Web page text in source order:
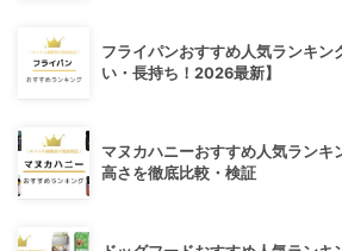
フライパンおすすめ人気ランキン
い・長持ち！2026最新】
マヌカハニーおすすめ人気ランキ
高さを徹底比較・検証